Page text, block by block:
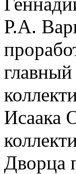
Р.А.
Исаака
Дворца